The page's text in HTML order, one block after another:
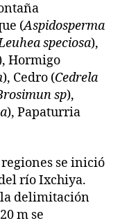
(Aspidosperma
speciosa),
Hormigo
), Cedro (Cedrela
sp),
), Papaturria
regiones se inició
río Ixchiya.
delimitación
m se